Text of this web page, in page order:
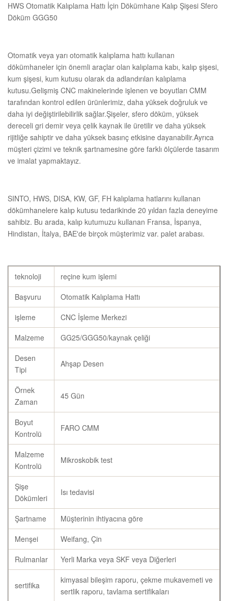
HWS Otomatik Kalıplama Hattı İçin Dökümhane Kalıp Şişesi Sfero
Döküm GGG50
Otomatik veya yarı otomatik kalıplama hattı kullanan
dökümhaneler için önemli araçlar olan kalıplama kabı, kalıp şişesi,
kum şişesi, kum kutusu olarak da adlandırılan kalıplama
kutusu.Gelişmiş CNC makinelerinde işlenen ve boyutları CMM
tarafından kontrol edilen ürünlerimiz, daha yüksek doğruluk ve
daha iyi değiştirilebilirlik sağlar.Şişeler, sfero döküm, yüksek
dereceli gri demir veya çelik kaynak ile üretilir ve daha yüksek
rijitliğe sahiptir ve daha yüksek basınç etkisine dayanabilir.Ayrıca
müşteri çizimi ve teknik şartnamesine göre farklı ölçülerde tasarım
ve imalat yapmaktayız.
SINTO, HWS, DISA, KW, GF, FH kalıplama hatlarını kullanan
dökümhanelere kalıp kutusu tedarikinde 20 yıldan fazla deneyime
sahibiz. Bu arada, kalıp kutumuzu kullanan Fransa, İspanya,
Hindistan, İtalya, BAE'de birçok müşterimiz var. palet arabası.
teknoloji
reçine kum işlemi
Başvuru
Otomatik Kalıplama Hattı
işleme
CNC İşleme Merkezi
Malzeme
GG25/GGG50/kaynak çeliği
Desen
Tipi
Ahşap Desen
Örnek
Zaman
45 Gün
Boyut
Kontrolü
FARO CMM
Malzeme
Kontrolü
Mikroskobik test
Şişe
Dökümleri
Isı tedavisi
Şartname
Müşterinin ihtiyacına göre
Menşei
Weifang, Çin
Rulmanlar
Yerli Marka veya SKF veya Diğerleri
sertifika
kimyasal bileşim raporu, çekme mukavemeti ve
sertlik raporu, tavlama sertifikaları